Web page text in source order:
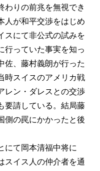
わりの前兆を無視でき
人が和平交渉をはじめ
スにて非公式の試みを
行っていた事実を知っ
佐、藤村義朗が行った
時スイスのアメリカ戦
レン・ダレスとの交渉
要請している。結局藤
側の罠にかかったと後
て岡本清福中将に
スイス人の仲介者を通